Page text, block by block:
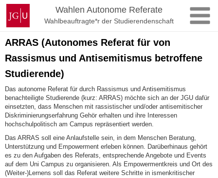
Zum
Inhalt
springen
Johannes
Gutenberg-
Universität
Mainz
Wahlen Autonome Referate
Wahlbeauftragte*r der Studierendenschaft
ARRAS (Autonomes Referat für von
Rassismus und Antisemitismus betroffene
Studierende)
Das autonome Referat für durch Rassismus und Antisemitismus
benachteiligte Studierende (kurz: ARRAS) möchte sich an der JGU dafür
einsetzten, dass Menschen mit rassistischer und/oder antisemitischer
Diskriminierungserfahrung Gehör erhalten und ihre Interessen
hochschulpolitisch am Campus repräsentiert werden.
Das ARRAS soll eine Anlaufstelle sein, in dem Menschen Beratung,
Unterstützung und Empowerment erleben können. Darüberhinaus gehört
es zu den Aufgaben des Referats, entsprechende Angebote und Events
auf dem Uni Campus zu organisieren. Als Empowermentkreis und Ort des
(Weiter-)Lernens soll das Referat weitere Schritte in ismenkritischer